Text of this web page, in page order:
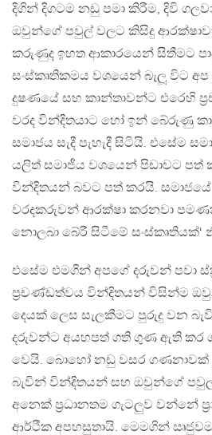
දිගින් දිගටම නඩු පමා කිරීම, දිවි
ඔවුන්ගේ පවුල් වලට කිසිදු
කරුණුද ඉහත ආකාරයෙන් සිතීමට
සංස්කෘතිකමය වශයෙන් බැලූ විට අප
දුෂණයේ සහ කාන්තාවන්ට එරෙහි
වරද වින්දිතයාට හෝ ඉන් බේරුණු
සමාජය සැදී පැහැදී සිටියි. එසේම
යලිත් සමාජීය වශයෙන් පිඩාවට පත්
වින්දිතයන් බවට පත් කරයි. සමාජයේ
වරදකරුවන් ආරක්ෂා කරනවා
නොලබා බේරී සිටීමේ සංස්කෘතියක්‘
එසේම එමගින් අපගේ දරුවන් පවා
ප්‍රචණ්ඩත්වය වින්දිතයන් විසින්ම
දෙයක් ලෙස සැලකීමට පුරුදු වන
දරුවන්ට අයහපත් ගති ගුණ ඇති කර
වෙයි. බොහෝ නඩු වසර ගණනාවක්
බැවින් වින්දිතයන් සහ ඔවුන්ගේ
අනෙක් ප්‍රධානතම ගැටලුව වන්නේ
ආර්ථික අපහසුතායි. මෙමගින්